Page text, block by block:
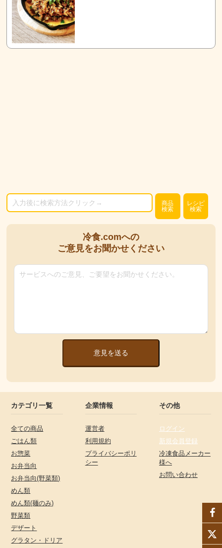
商品
検索
レシピ
検索
冷食.comへの
ご意見をお聞かせください
意見を送る
カテゴリ一覧
全ての商品
ごはん類
お惣菜
お弁当向
お弁当向(野菜類)
めん類
めん類(麺のみ)
野菜類
デザート
グラタン・ドリア
企業情報
運営者
利用規約
プライバシーポリ
シー
その他
ログイン
新規会員登録
冷凍食品メーカー
様へ
お問い合わせ